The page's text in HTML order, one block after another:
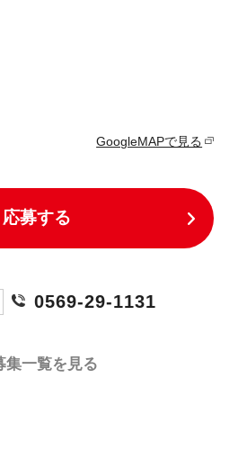
GoogleMAPで見る
応募する
0569-29-1131
集一覧を見る